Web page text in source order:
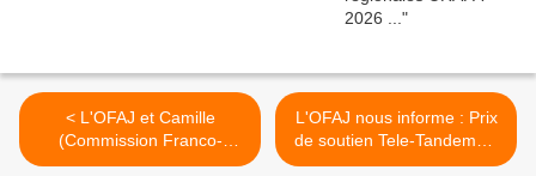
< L'OFAJ et Camille
(Commission Franco-
Allemande de la Jeunesse)
L'OFAJ nous informe : Prix
de soutien Tele-Tandem® -
date limite de dépôt des